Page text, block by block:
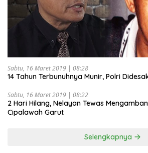
Sabtu, 16 Maret 2019 | 08:28
14 Tahun Terbunuhnya Munir, Polri
Sabtu, 16 Maret 2019 | 08:22
2 Hari Hilang, Nelayan Tewas
Cipalawah Garut
Selengkapnya